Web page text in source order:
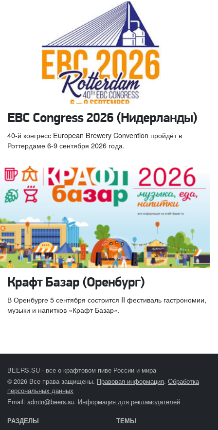
EBC Congress 2026 (Нидерланды)
40-й конгресс European Brewery Convention пройдёт в
Роттердаме 6-9 сентября 2026 года.
Крафт Базар (Оренбург)
В Оренбурге 5 сентября состоится II фестиваль гастрономии,
музыки и напитков «Крафт Базар».
BEERS.SU - все о крафтовом пиве России и мира
© 2026 Все права защищены. Правовая информация. Обработка
персональных данных
Email: admin@beers.su. Информация для рекламодателей
РАЗДЕЛЫ ТЕМЫ